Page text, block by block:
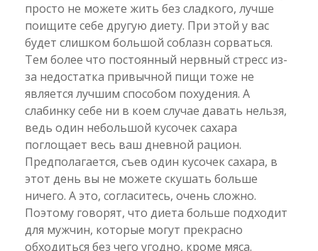
просто не можете жить без сладкого, лучше
поищите себе другую диету. При этой у вас
будет слишком большой соблазн сорваться.
Тем более что постоянный нервный стресс из-
за недостатка привычной пищи тоже не
является лучшим способом похудения. А
слабинку себе ни в коем случае давать нельзя,
ведь один небольшой кусочек сахара
поглощает весь ваш дневной рацион.
Предполагается, съев один кусочек сахара, в
этот день вы не можете скушать больше
ничего. А это, согласитесь, очень сложно.
Поэтому говорят, что диета больше подходит
для мужчин, которые могут прекрасно
обходиться без чего угодно, кроме мяса.